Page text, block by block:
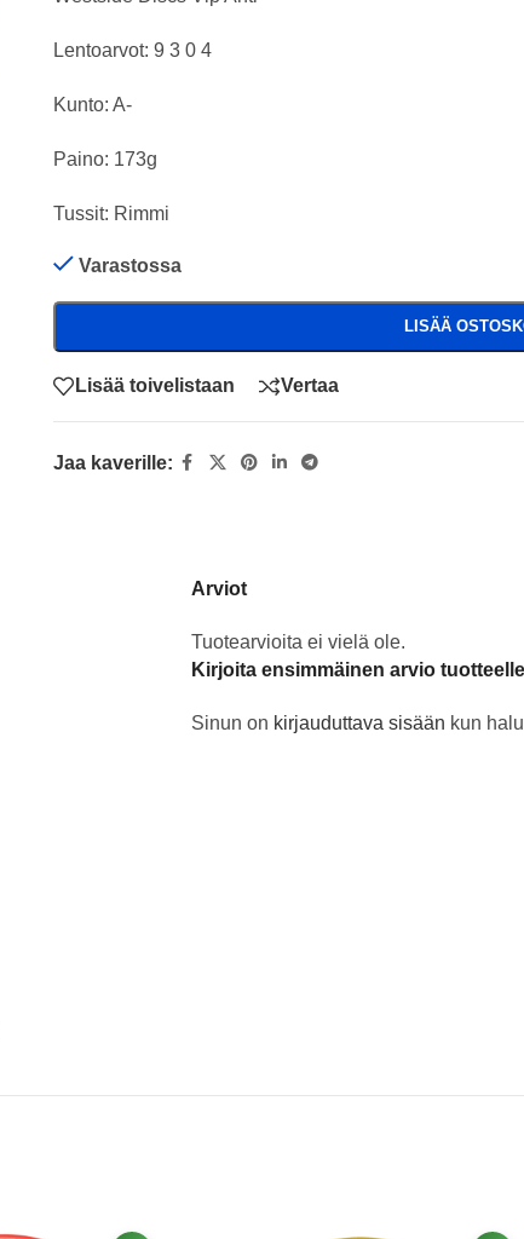
Lentoarvot: 9 3 0 4
Kunto: A-
Paino: 173g
Tussit: Rimmi
Varastossa
LISÄÄ
Lisää toivelistaan Vertaa
Jaa kaverille:
Arviot
Tuotearvioita ei vielä ole.
Kirjoita ensimmäinen arvio
Sinun on kirjauduttava sisään kun